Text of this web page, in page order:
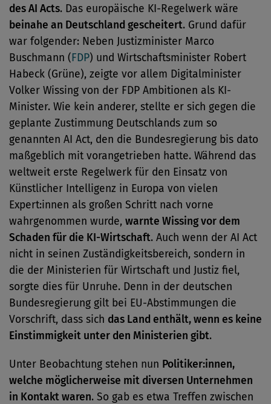
des AI Acts. Das europäische KI-Regelwerk wäre
beinahe an Deutschland gescheitert. Grund dafür
war folgender: Neben Justizminister Marco
Buschmann ( FDP) und Wirtschaftsminister Robert
Habeck (Grüne), zeigte vor allem Digitalminister
Volker Wissing von der FDP Ambitionen als KI-
Minister. Wie kein anderer, stellte er sich gegen die
geplante Zustimmung Deutschlands zum so
genannten AI Act, den die Bundesregierung bis dato
maßgeblich mit vorangetrieben hatte. Während das
weltweit erste Regelwerk für den Einsatz von
Künstlicher Intelligenz in Europa von vielen
Expert:innen als großen Schritt nach vorne
wahrgenommen wurde, warnte Wissing vor dem
Schaden für die KI-Wirtschaft. Auch wenn der AI Act
nicht in seinen Zuständigkeitsbereich, sondern in
die der Ministerien für Wirtschaft und Justiz fiel,
sorgte dies für Unruhe. Denn in der deutschen
Bundesregierung gilt bei EU-Abstimmungen die
Vorschrift, dass sich das Land enthält, wenn es keine
Einstimmigkeit unter den Ministerien gibt.
Unter Beobachtung stehen nun Politiker:innen,
welche möglicherweise mit diversen Unternehmen
in Kontakt waren. So gab es etwa Treffen zwischen